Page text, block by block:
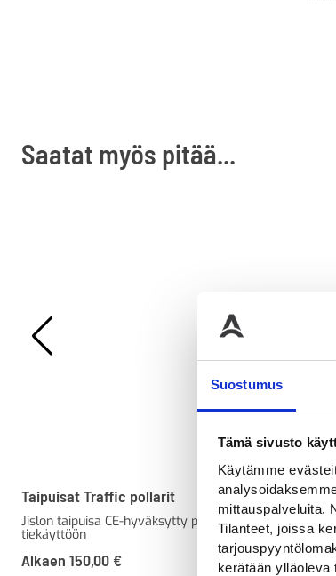
Suostumus
Tämä sivusto
Käytämme
mittauspalveluita.
Tilanteet, joissa
kerätään
Saatat myös pitää...
Taipuisat Traffic pollarit
Jislon taipuisa CE-hyväksytty pollari
tiekäyttöön
Alkaen 150,00 €
Pultti
33,00